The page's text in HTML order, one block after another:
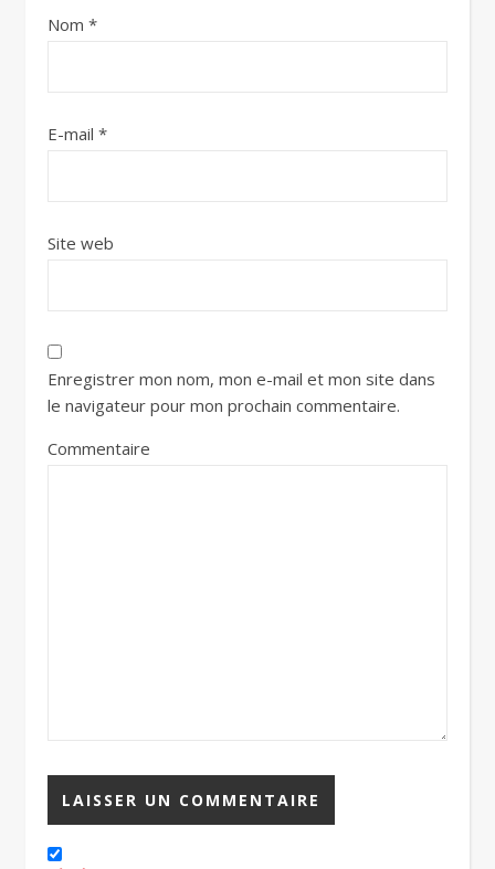
Nom *
E-mail *
Site web
Enregistrer mon nom, mon e-mail et mon site dans
le navigateur pour mon prochain commentaire.
Commentaire